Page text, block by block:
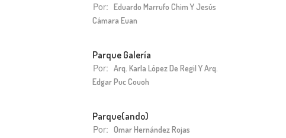
Por: Eduardo Marrufo Chim Y Jesús
Cámara Euan
Parque Galería
Por: Arq. Karla López De Regil Y Arq.
Edgar Puc Couoh
Parque(ando)
Por: Omar Hernández Rojas